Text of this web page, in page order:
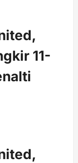
11-